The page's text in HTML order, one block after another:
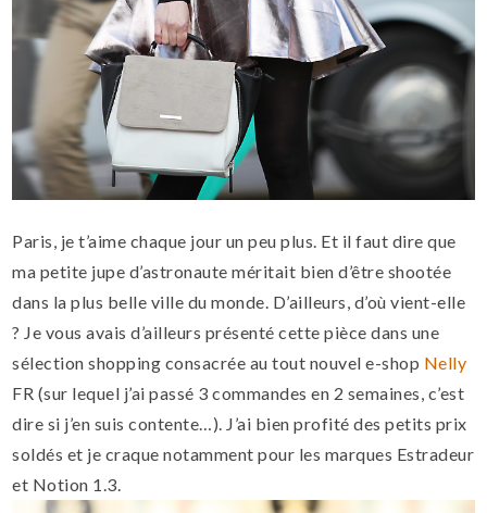
Paris, je t’aime chaque jour un peu plus. Et il faut dire que
ma petite jupe d’astronaute méritait bien d’être shootée
dans la plus belle ville du monde. D’ailleurs, d’où vient-elle
? Je vous avais d’ailleurs présenté cette pièce dans une
sélection shopping consacrée au tout nouvel e-shop Nelly
FR (sur lequel j’ai passé 3 commandes en 2 semaines, c’est
dire si j’en suis contente…). J’ai bien profité des petits prix
soldés et je craque notamment pour les marques Estradeur
et Notion 1.3.